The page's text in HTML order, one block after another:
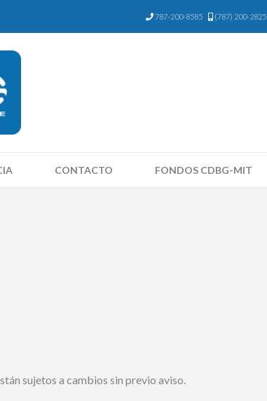
787-200-8585 (787) 200-2825
CONTACTO FONDOS CDBG-MIT
sujetos a cambios sin previo aviso.